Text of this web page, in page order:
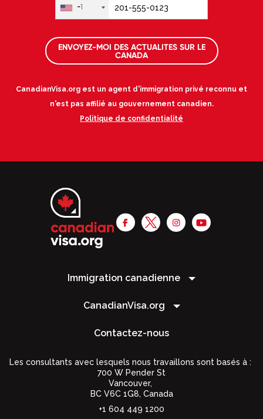
+1
ENVOYEZ-MOI DES ACTUALITES SUR LE
CANADA
CanadianVisa.org est un agent d'immigration privé reconnu et
n'est pas affilié au gouvernement canadien.
Politique de confidentialité
Immigration canadienne
CanadianVisa.org
Contactez-nous
Les consultants avec lesquels nous travaillons sont basés à :
700 W Pender St
Vancouver,
BC V6C 1G8, Canada
+1 604 449 1200